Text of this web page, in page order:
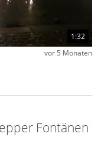
1:32
vor 5 Monaten
Fontänen